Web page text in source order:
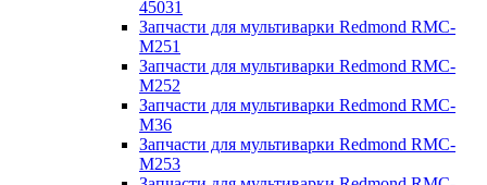
45031
Запчасти для мультиварки Redmond RMC-
M251
Запчасти для мультиварки Redmond RMC-
M252
Запчасти для мультиварки Redmond RMC-
M36
Запчасти для мультиварки Redmond RMC-
M253